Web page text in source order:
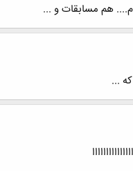
هم مسابقات و ...
...